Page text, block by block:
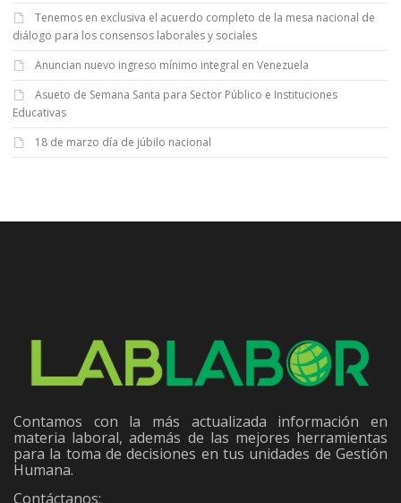
Tenemos en exclusiva el acuerdo completo de la mesa nacional de
diálogo para los consensos laborales y sociales
Anuncian nuevo ingreso mínimo integral en Venezuela
Asueto de Semana Santa para Sector Público e Instituciones
Educativas
18 de marzo día de júbilo nacional
Contamos con la más actualizada información en
materia laboral, además de las mejores herramientas
para la toma de decisiones en tus unidades de Gestión
Humana.
Contáctanos: